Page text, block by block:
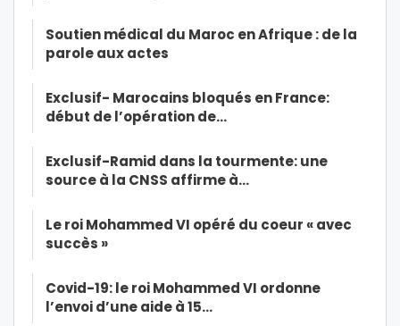
Soutien médical du Maroc en Afrique : de la
parole aux actes
Exclusif- Marocains bloqués en France:
début de l’opération de…
Exclusif-Ramid dans la tourmente: une
source à la CNSS affirme à…
Le roi Mohammed VI opéré du coeur « avec
succès »
Covid-19: le roi Mohammed VI ordonne
l’envoi d’une aide à 15…